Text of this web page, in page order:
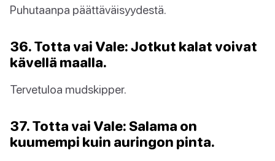
Puhutaanpa päättäväisyydestä.
36. Totta vai Vale: Jotkut kalat voivat
kävellä maalla.
Tervetuloa mudskipper.
37. Totta vai Vale: Salama on
kuumempi kuin auringon pinta.